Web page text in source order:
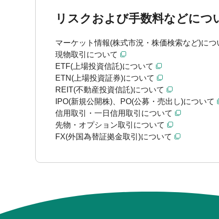
リスクおよび手数料などにつ
マーケット情報(株式市況・株価検索など)につ
現物取引について
ETF(上場投資信託)について
ETN(上場投資証券)について
REIT(不動産投資信託)について
IPO(新規公開株)、PO(公募・売出し)について
信用取引・一日信用取引について
先物・オプション取引について
FX(外国為替証拠金取引)について